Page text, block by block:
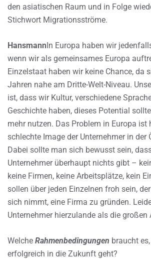
den asiatischen Raum und in Folge
Stichwort Migrationsströme.
HansmannIn Europa haben wir
wenn wir als gemeinsames Europa
Einzelstaat haben wir keine Chance, da
Jahren nahe am Dritte-Welt-Niveau.
ist, dass wir Kultur, verschiedene
Geschichte haben, dieses Potential
mehr nutzen. Das Problem in Europa ist
schlechte Image der Unternehmer in der
Dabei sollte man sich bewusst sein,
Unternehmer überhaupt nichts gibt –
keine Firmen, keine Arbeitsplätze, kein
sollen über jeden Einzelnen froh sein,
sich nimmt, eine Firma zu gründen.
Unternehmer hierzulande als die großen
Welche Rahmenbedingungen braucht
erfolgreich in die Zukunft geht?